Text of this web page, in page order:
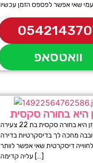
וואטסאפ
היא בחורה סקסית
סוזן היא בחורה סקסית בת 22 צעירה
מחכה לך בדיסקרטיות בדירה
דיסקרטית שאי אפשר לוותר
עליה קדימה […]